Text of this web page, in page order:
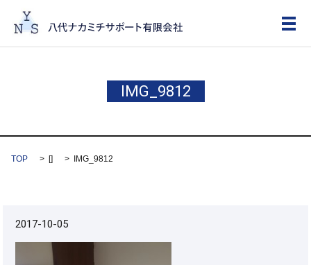
メ
IMG_9812
TOP [] IMG_9812
2017-10-05